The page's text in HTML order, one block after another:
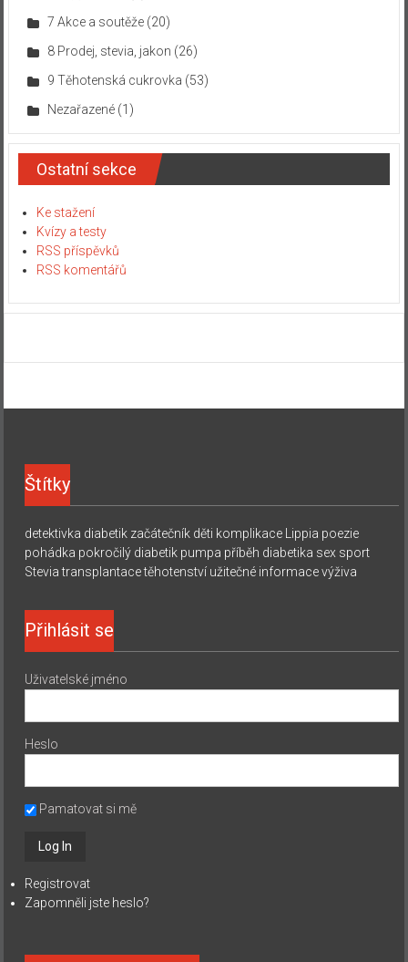
7 Akce a soutěže(20)
8 Prodej, stevia, jakon (26)
9 Těhotenská cukrovka (53)
Nezařazené(1)
Ostatní sekce
Ke stažení
Kvízy a testy
RSS příspěvků
RSS komentářů
Štítky
detektivka diabetik začátečník děti komplikace Lippia poezie
pohádka pokročilý diabetik pumpa příběh diabetika sex sport
Stevia transplantace těhotenství užitečné informace výživa
Přihlásit se
Uživatelské jméno
Heslo
Pamatovat si mě
Registrovat
Zapomněli jste heslo?